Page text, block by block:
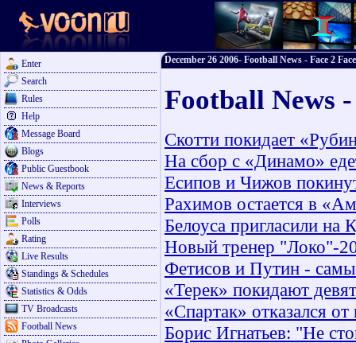
Enter
Search
Rules
Help
Message Board
Blogs
Public Guestbook
News & Reports
Interviews
Polls
Rating
Live Results
Standings & Schedules
Statistics & Odds
TV Broadcasts
Football News
December 26 2006- Football News - Face 2
Football News
Скотти покидает
На сбор с «Динамо»
Есипов и Чижов
Рахимов остается в
Белоуса пригласили на
Новый тренер "Локо"-
Фетисов и Путин -
«Терек» покидают
«Спартак» отказался
Борис Игнатьев: "Не